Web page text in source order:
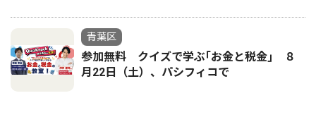
青葉区
参加無料 クイズで学ぶ｢お金と税金｣ ８
月22日（土）、パシフィコで